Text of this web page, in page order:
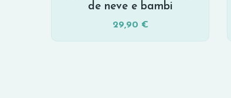
de neve e bambi
29,90 €